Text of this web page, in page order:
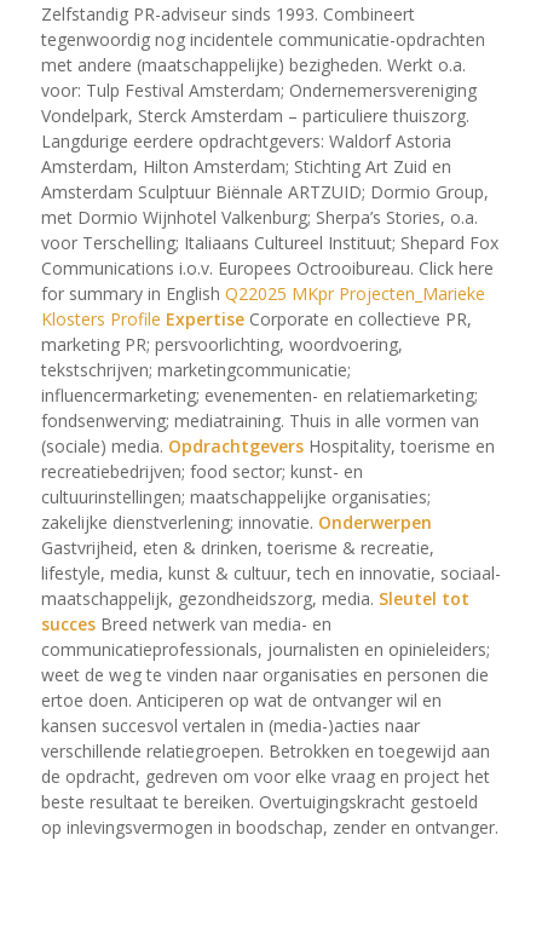
Zelfstandig PR-adviseur sinds 1993. Combineert
tegenwoordig nog incidentele communicatie-opdrachten
met andere (maatschappelijke) bezigheden. Werkt o.a.
voor: Tulp Festival Amsterdam; Ondernemersvereniging
Vondelpark, Sterck Amsterdam – particuliere thuiszorg.
Langdurige eerdere opdrachtgevers: Waldorf Astoria
Amsterdam, Hilton Amsterdam; Stichting Art Zuid en
Amsterdam Sculptuur Biënnale ARTZUID; Dormio Group,
met Dormio Wijnhotel Valkenburg; Sherpa’s Stories, o.a.
voor Terschelling; Italiaans Cultureel Instituut; Shepard Fox
Communications i.o.v. Europees Octrooibureau. Click here
for summary in English Q22025 MKpr Projecten_Marieke
Klosters Profile ExpertiseCorporate en collectieve PR,
marketing PR; persvoorlichting, woordvoering,
tekstschrijven; marketingcommunicatie;
influencermarketing; evenementen- en relatiemarketing;
fondsenwerving; mediatraining. Thuis in alle vormen van
(sociale) media. OpdrachtgeversHospitality, toerisme en
recreatiebedrijven; food sector; kunst- en
cultuurinstellingen; maatschappelijke organisaties;
zakelijke dienstverlening; innovatie. Onderwerpen
Gastvrijheid, eten & drinken, toerisme & recreatie,
lifestyle, media, kunst & cultuur, tech en innovatie, sociaal-
maatschappelijk, gezondheidszorg, media. Sleutel tot
succesBreed netwerk van media- en
communicatieprofessionals, journalisten en opinieleiders;
weet de weg te vinden naar organisaties en personen die
ertoe doen. Anticiperen op wat de ontvanger wil en
kansen succesvol vertalen in (media-)acties naar
verschillende relatiegroepen. Betrokken en toegewijd aan
de opdracht, gedreven om voor elke vraag en project het
beste resultaat te bereiken. Overtuigingskracht gestoeld
op inlevingsvermogen in boodschap, zender en ontvanger.